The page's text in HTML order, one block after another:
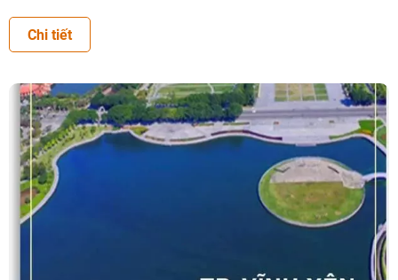
Chi tiết